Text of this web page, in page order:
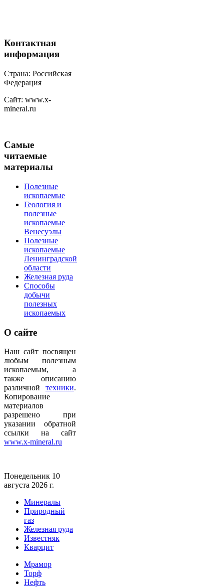
Контактная
информация
Страна: Российская
Федерация
Сайт: www.x-
mineral.ru
Самые
читаемые
материалы
Полезные
ископаемые
Геология и
полезные
ископаемые
Венесуэлы
Полезные
ископаемые
Ленинградской
области
Железная руда
Способы
добычи
полезных
ископаемых
О сайте
Наш сайт посвящен
любым полезным
ископаемым, а
также описанию
различной техники.
Копирование
материалов
разрешено при
указании обратной
ссылки на сайт
www.x-mineral.ru
Понедельник 10
августа 2026 г.
Минералы
Природный
газ
Железная руда
Известняк
Кварцит
Мрамор
Торф
Нефть